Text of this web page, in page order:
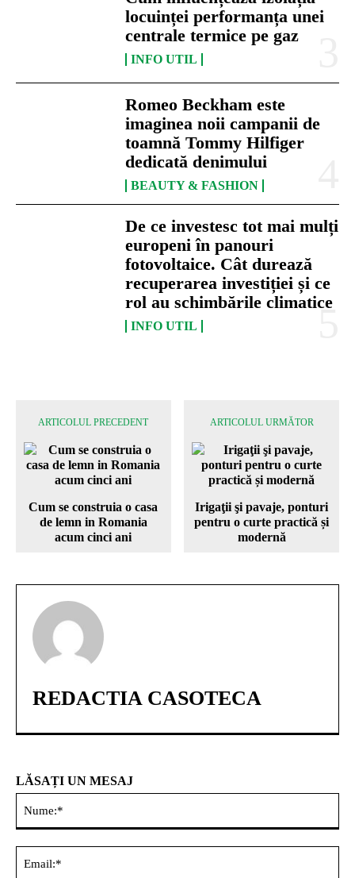
locuinței performanța unei
centrale termice pe gaz
INFO UTIL
Romeo Beckham este
imaginea noii campanii de
toamnă Tommy Hilfiger
dedicată denimului
BEAUTY & FASHION
De ce investesc tot mai mulți
europeni în panouri
fotovoltaice. Cât durează
recuperarea investiției și ce
rol au schimbările climatice
INFO UTIL
ARTICOLUL PRECEDENT
Cum se construia o casa
de lemn in Romania
acum cinci ani
ARTICOLUL URMĂTOR
Irigaţii şi pavaje, ponturi
pentru o curte practică și
modernă
REDACTIA CASOTECA
LĂSAȚI UN MESAJ